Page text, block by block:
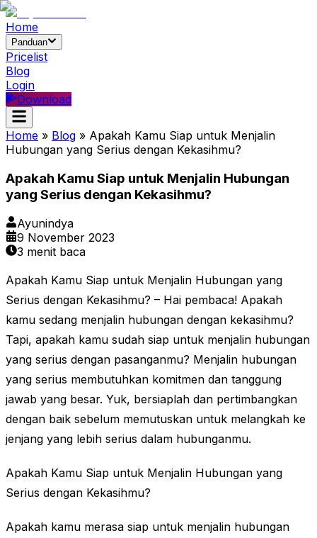
Home
Panduan
Pricelist
Blog
Login
Download
Home » Blog » Apakah Kamu Siap untuk Menjalin
Hubungan yang Serius dengan Kekasihmu?
Apakah Kamu Siap untuk Menjalin Hubungan
yang Serius dengan Kekasihmu?
Ayunindya
9 November 2023
3 menit baca
Apakah Kamu Siap untuk Menjalin Hubungan yang
Serius dengan Kekasihmu? – Hai pembaca! Apakah
kamu sedang menjalin hubungan dengan kekasihmu?
Tapi, apakah kamu sudah siap untuk menjalin hubungan
yang serius dengan pasanganmu? Menjalin hubungan
yang serius membutuhkan komitmen dan tanggung
jawab yang besar. Yuk, bersiaplah dan pertimbangkan
dengan baik sebelum memutuskan untuk melangkah ke
jenjang yang lebih serius dalam hubunganmu.
Apakah Kamu Siap untuk Menjalin Hubungan yang
Serius dengan Kekasihmu?
Apakah kamu merasa siap untuk menjalin hubungan